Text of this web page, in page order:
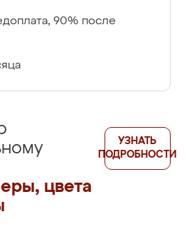
90% после
цвета
УЗНАТЬ
ПОДРОБНОСТИ